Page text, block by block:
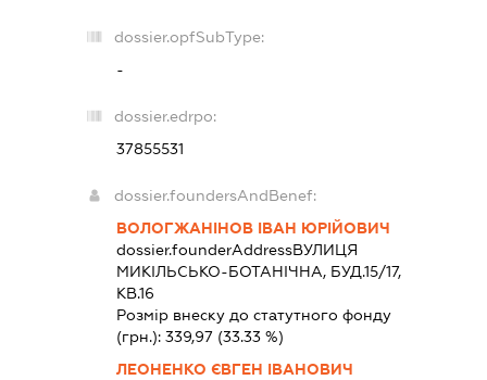
dossier.opfSubType:
-
dossier.edrpo:
37855531
dossier.foundersAndBenef:
ВОЛОГЖАНІНОВ ІВАН ЮРІЙОВИЧ
dossier.founderAddressВУЛИЦЯ
МИКІЛЬСЬКО-БОТАНІЧНА, БУД.15/17,
КВ.16
Розмір внеску до статутного фонду
(грн.): 339,97(33.33 %)
ЛЕОНЕНКО ЄВГЕН ІВАНОВИЧ